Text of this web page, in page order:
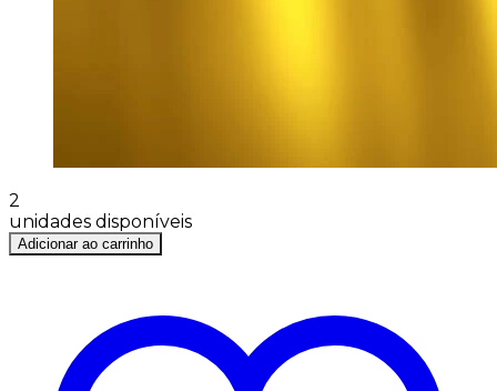
2
unidades disponíveis
Adicionar ao carrinho